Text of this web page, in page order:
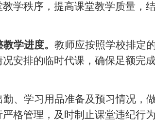
学秩序，提高课堂教学质量，
学进度。 教师应按照学校排定
安排的临时代课，确保足额完
、学习用品准备及预习情况，
格管理，及时制止课堂违纪行